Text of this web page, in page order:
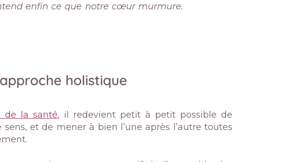
enfin ce que notre cœur murmure.
holistique
de la santé, il redevient petit à petit possible de
et de mener à bien l’une après l’autre toutes